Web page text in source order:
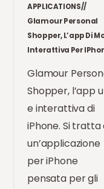
APPLICATIONS//
Glamour Personal
Shopper, L’app Di
Interattiva Per
Glamour
Shopper, l’app
e interattiva di
iPhone. Si tratta
un’applicazione
per iPhone
pensata per gli